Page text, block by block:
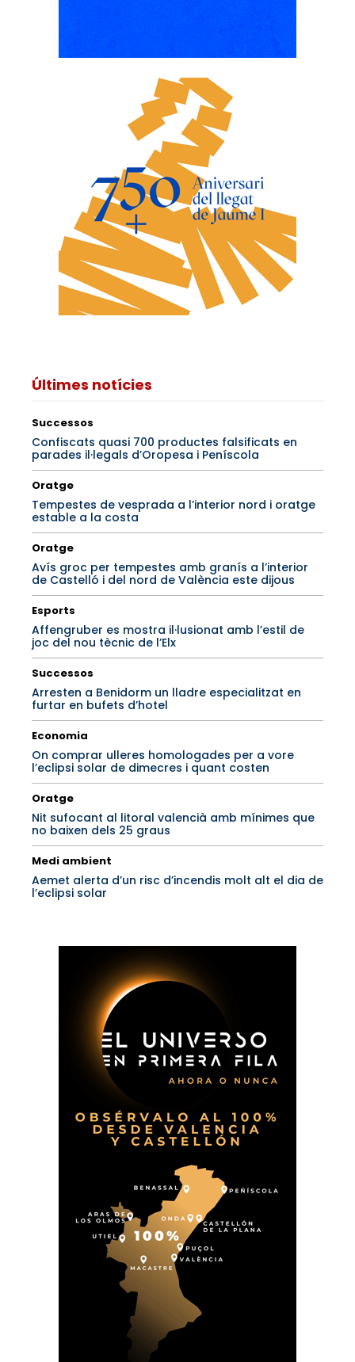
Últimes notícies
Successos
Confiscats quasi 700 productes falsificats en
parades il·legals d’Oropesa i Peníscola
Oratge
Tempestes de vesprada a l’interior nord i oratge
estable a la costa
Oratge
Avís groc per tempestes amb granís a l’interior
de Castelló i del nord de València este dijous
Esports
Affengruber es mostra il·lusionat amb l’estil de
joc del nou tècnic de l’Elx
Successos
Arresten a Benidorm un lladre especialitzat en
furtar en bufets d’hotel
Economia
On comprar ulleres homologades per a vore
l’eclipsi solar de dimecres i quant costen
Oratge
Nit sufocant al litoral valencià amb mínimes que
no baixen dels 25 graus
Medi ambient
Aemet alerta d’un risc d’incendis molt alt el dia de
l’eclipsi solar